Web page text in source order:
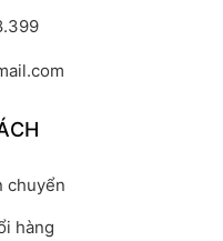
chuyển
hàng